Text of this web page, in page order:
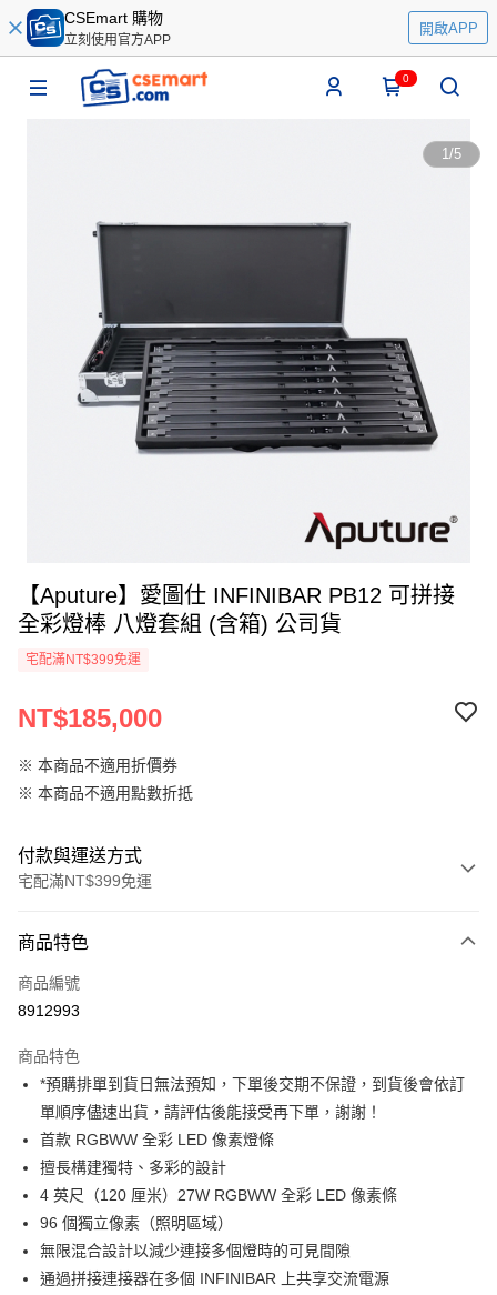
CSEmart 購物
立刻使用官方APP
開啟APP
0
1/5
【Aputure】愛圖仕 INFINIBAR PB12 可拼接
全彩燈棒 八燈套組 (含箱) 公司貨
宅配滿NT$399免運
NT$185,000
※ 本商品不適用折價券
※ 本商品不適用點數折抵
付款與運送方式
宅配滿NT$399免運
信用卡一次付款
信用卡分期付款
合作金庫商業銀行
華南商業銀行
彰化商業銀行
上海商業儲蓄銀行
台北富邦商業銀行
國泰世華商業銀行
兆豐國際商業銀行
臺灣中小企業銀行
匯豐（台灣）商業銀行
華泰商業銀行
聯邦商業銀行
遠東國際商業銀行
元大商業銀行
玉山商業銀行
星展（台灣）商業銀行
台新國際商業銀行
中國信託商業銀行
6 期 0 利率 每期
華南商業銀行
彰化商業銀行
上海商業儲蓄銀行
台北富邦商業銀行
國泰世華商業銀行
臺灣中小企業銀行
台中商業銀行
匯豐（台灣）商業銀行
聯邦商業銀行
遠東國際商業銀行
元大商業銀行
永豐商業銀行
玉山商業銀行
星展（台灣）商業銀行
12 期 0 利率 每期 NT$15,416 21家銀行
合作金庫商業銀行
第一商業銀行
上海商業儲蓄銀行
國泰世華商業銀行
兆豐國際商業銀行
臺灣中小企業銀行
匯豐（台灣）商業銀行
華泰商業銀行
聯邦商業銀行
遠東國際商業銀行
LINE Pay
Apple Pay
街口支付
悠遊付
商品特色
商品編號
8912993
商品特色
*預購排單到貨日無法預知，下單後交期不保證，到貨後會依訂
單順序儘速出貨，請評估後能接受再下單，謝謝！
首款 RGBWW 全彩 LED 像素燈條
擅長構建獨特、多彩的設計
4 英尺（120 厘米）27W RGBWW 全彩 LED 像素條
96 個獨立像素（照明區域）
無限混合設計以減少連接多個燈時的可見間隙
通過拼接連接器在多個 INFINIBAR 上共享交流電源